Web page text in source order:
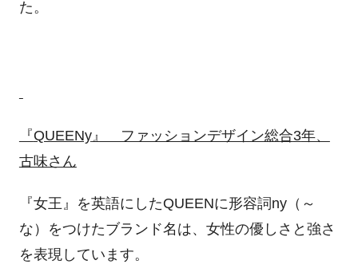
た。
『QUEENy』 ファッションデザイン総合3年、
古味さん
『女王』を英語にしたQUEENに形容詞 ny（～
な）をつけたブランド名は、女性の優しさと強さ
を表現しています。